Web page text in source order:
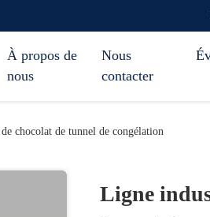
À propos de
nous
Nous
contacter
chocolat de tunnel de congélation
Ligne